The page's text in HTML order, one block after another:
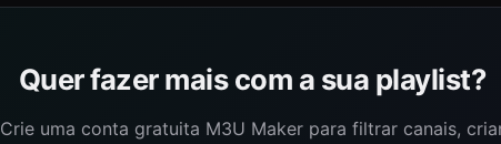
Quer fazer mais com a sua playlist?
Crie uma conta gratuita M3U Maker para filtrar canais,